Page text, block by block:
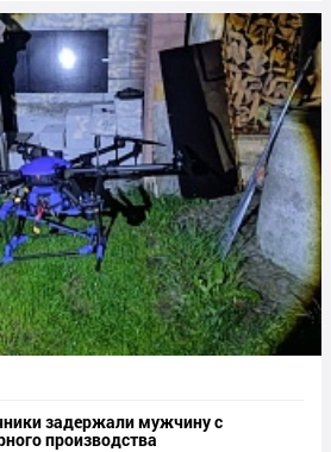
задержали мужчину с
производства